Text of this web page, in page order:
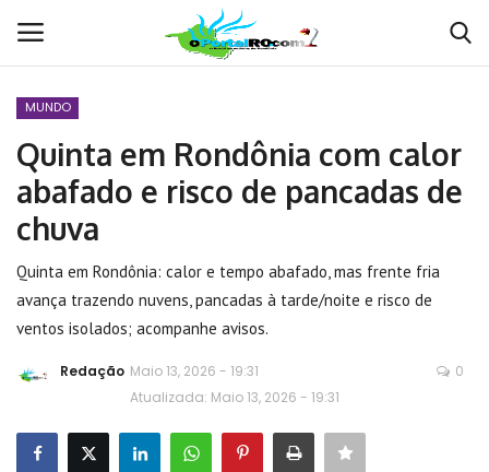
Home
Contato
MUNDO
MUNDO
Quinta em Rondônia com calor
abafado e risco de pancadas de
chuva
Quinta em Rondônia: calor e tempo abafado, mas frente fria
avança trazendo nuvens, pancadas à tarde/noite e risco de
ventos isolados; acompanhe avisos.
Redação Maio 13, 2026 - 19:31
Atualizada: Maio 13, 2026 - 19:31
0